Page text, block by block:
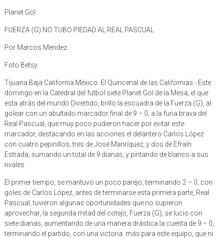
Planet Gol
FUERZA (G) NO TUBO PIEDAD AL REAL PASCUAL
Por Marcos Mendez.
Foto Betsy
Tijuana Baja California México. El Quincenal de las Californias.- Este
domingo en la Catedral del futbol siete Planet Gol de la Mesa, el que
esta atrás del mundo Divertido, brillo la escuadra de la Fuerza (G), al
golear con un abultado marcador final de 9 – 0, a la furia brava del
Real Pascual, que muy poco pudieron hacer por evitar este
marcador, destacando en las acciones el delantero Carlos López
con cuatro pepinillos, tres de José Manríquez, y dos de Efraín
Estrada, sumando un total de 9 dianas, y pintando de blanco a sus
rivales.
El primer tiempo, se mantuvo un poco parejo, terminando 2 – 0, con
goles de Carlos López, antes de terminarse esta primera parte, Real
Pascual, tuvieron algunas oportunidades que no supieron
aprovechar, la segunda mitad del cotejo, Fuerza (G), se lucio con
siete dianas, aumentando de una manera drástica la cuenta de 9 – 0,
terminando el partido, con una victoria más para este equipo, que ni